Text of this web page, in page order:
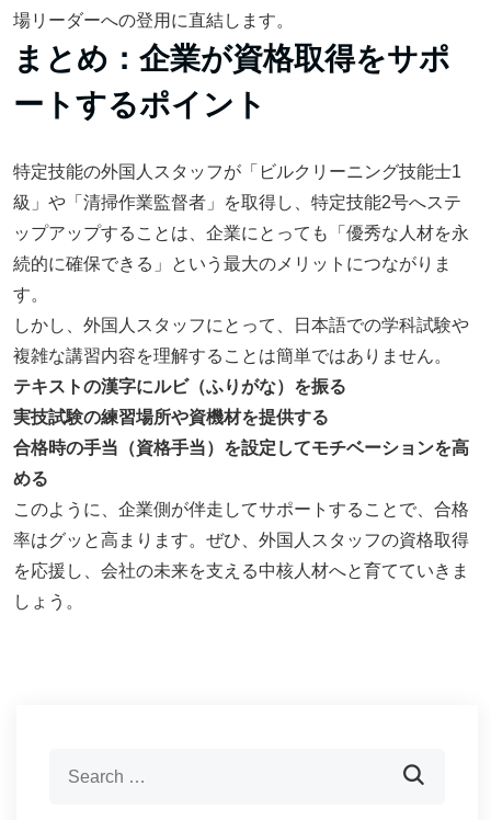
場リーダーへの登用に直結します。
まとめ：企業が資格取得をサポ
ートするポイント
特定技能の外国人スタッフが「ビルクリーニング技能士1
級」や「清掃作業監督者」を取得し、特定技能2号へステ
ップアップすることは、企業にとっても「優秀な人材を永
続的に確保できる」という最大のメリットにつながりま
す。
しかし、外国人スタッフにとって、日本語での学科試験や
複雑な講習内容を理解することは簡単ではありません。
テキストの漢字にルビ（ふりがな）を振る
実技試験の練習場所や資機材を提供する
合格時の手当（資格手当）を設定してモチベーションを高
める
このように、企業側が伴走してサポートすることで、合格
率はグッと高まります。ぜひ、外国人スタッフの資格取得
を応援し、会社の未来を支える中核人材へと育てていきま
しょう。